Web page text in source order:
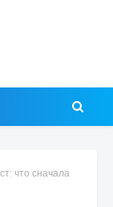
что сначала